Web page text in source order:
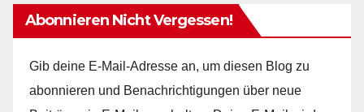
Abonnieren Nicht Vergessen!
Gib deine E-Mail-Adresse an, um diesen Blog zu
abonnieren und Benachrichtigungen über neue